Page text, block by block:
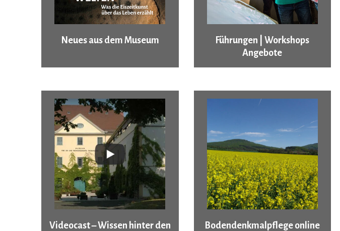
Neues aus dem Museum
Führungen | Workshops
Angebote
Videocast – Wissen hinter den
Bodendenkmalpflege online